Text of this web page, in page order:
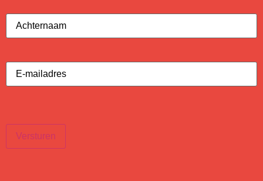
Achternaam(Vereist)
E-
mailadres(Vereist)
Versturen